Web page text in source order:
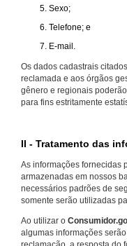
Sexo;
Telefone; e
E-mail.
Os dados cadastrais
reclamada e aos órgãos
gênero e regionais
para fins estritamente
II - Tratamento das
As informações fornecidas
armazenadas em nossos
necessários padrões de
somente serão utilizadas
Ao utilizar o
algumas informações